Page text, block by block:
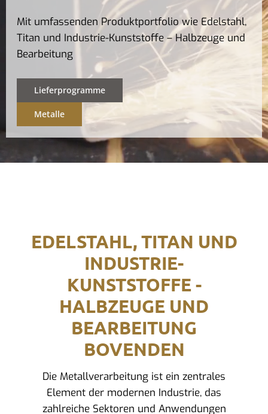
Mit umfassenden Produktportfolio wie Edelstahl,
Titan und Industrie-Kunststoffe – Halbzeuge und
Bearbeitung
Lieferprogramme
Metalle
EDELSTAHL, TITAN UND
INDUSTRIE-
KUNSTSTOFFE -
HALBZEUGE UND
BEARBEITUNG
BOVENDEN
Die Metallverarbeitung ist ein zentrales
Element der modernen Industrie, das
zahlreiche Sektoren und Anwendungen